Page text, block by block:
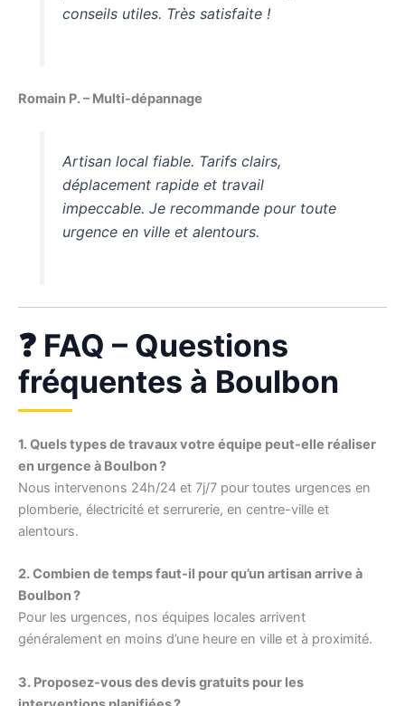
conseils utiles. Très satisfaite !
Romain P. – Multi-dépannage
Artisan local fiable. Tarifs clairs,
déplacement rapide et travail
impeccable. Je recommande pour toute
urgence en ville et alentours.
❓ FAQ – Questions
fréquentes à Boulbon
1. Quels types de travaux votre équipe peut-elle réaliser
en urgence à Boulbon ?
Nous intervenons 24h/24 et 7j/7 pour toutes urgences en
plomberie, électricité et serrurerie, en centre-ville et
alentours.
2. Combien de temps faut-il pour qu’un artisan arrive à
Boulbon ?
Pour les urgences, nos équipes locales arrivent
généralement en moins d’une heure en ville et à proximité.
3. Proposez-vous des devis gratuits pour les